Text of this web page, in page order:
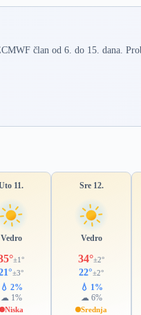
član od 6. do 15. dana.
11.
Vedro
±1°
±3°
💧 2%
☁ 1%
Niska
Sre 12.
Vedro
34°±2°
22°±2°
💧 1%
☁ 6%
Srednja